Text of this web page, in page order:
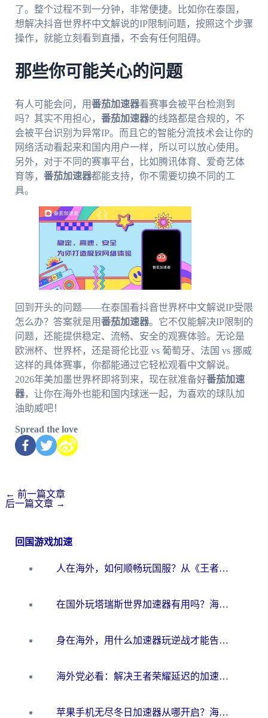
了。整个过程不到一分钟，非常便捷。比如你在泰国，
想解决抖音世界杯中文解说的IP限制问题，按照这个步骤
操作，就能立刻看到直播，不会有任何阻碍。
那些你可能关心的问题
有人可能会问，用番茄加速器看赛事会被平台检测到
吗？其实不用担心， 番茄加速器的线路都是合规的，不
会被平台识别为异常IP。而且它的智能分流技术会让你的
网络活动看起来和国内用户一样，所以可以放心使用。
另外，对于不同的赛事平台，比如腾讯体育、爱奇艺体
育等， 番茄加速器都能支持，你不需要切换不同的工
具。
回到开头的问题——在泰国看抖音世界杯中文解说IP受限
怎么办？答案就是用番茄加速器。它不仅能解决IP限制的
问题，还能提供稳定、流畅、安全的观赛体验。无论是
欧洲杯、世界杯，还是哥伦比亚 vs 葡萄牙、法国 vs 挪威
这样的具体赛事，你都能通过它轻松观看中文解说。
2026年美加墨世界杯即将到来，现在就准备好番茄加速
器，让你在海外也能和国内球迷一起，为喜欢的球队加
油助威吧！
Spread the love
← 前一篇文章
后一篇文章 →
回国游戏加速
人在海外，如何顺畅玩国服？从《王者荣耀》到《云图计划》的加速器终极指南
在国外玩塔瑞斯世界加速器有用吗？海外玩家亲测后的真实答案
身在海外，用什么加速器玩逆战才能告别延迟？
海外党必看：解决王者荣耀延迟的加速器终极指南——从EVE到猫和老鼠，一个工具全搞定
苹果手机无尽冬日加速器从哪开启？海外玩家的冬日生存指南